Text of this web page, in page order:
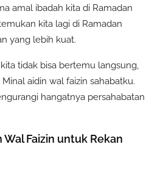
amal ibadah kita di Ramadan
kita lagi di Ramadan
yang lebih kuat.
tidak bisa bertemu langsung,
aidin wal faizin sahabatku.
hangatnya persahabatan
Wal Faizin untuk Rekan